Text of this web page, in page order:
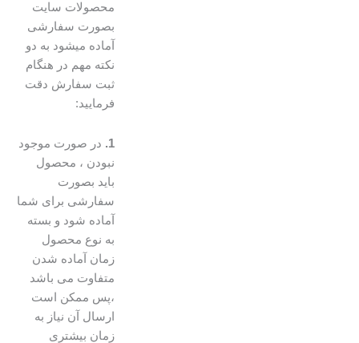
محصولات سایت
بصورت سفارشی
آماده میشود به دو
نکته مهم در هنگام
ثبت سفارش دقت
فرمایید:
در صورت موجود
نبودن ، محصول
باید بصورت
سفارشی برای شما
آماده شود و بسته
به نوع محصول
زمان آماده شدن
متفاوت می باشد
،پس ممکن است
ارسال آن نیاز به
زمان بیشتری